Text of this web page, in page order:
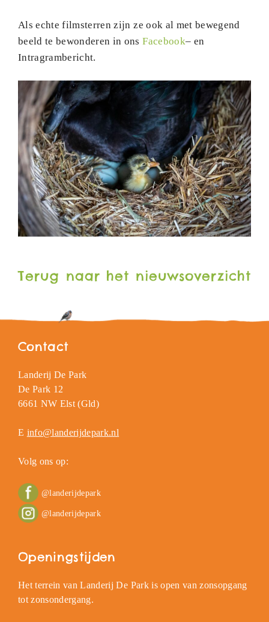
Als echte filmsterren zijn ze ook al met bewegend
beeld te bewonderen in onsFacebook– en
Intragrambericht.
Terug naar het nieuwsoverzicht
Contact
Landerij De Park
De Park 12
6661 NW Elst (Gld)
E info@landerijdepark.nl
Volg ons op:
@landerijdepark
@landerijdepark
Openingstijden
Het terrein van Landerij De Park is open van zonsopgang
tot zonsondergang.